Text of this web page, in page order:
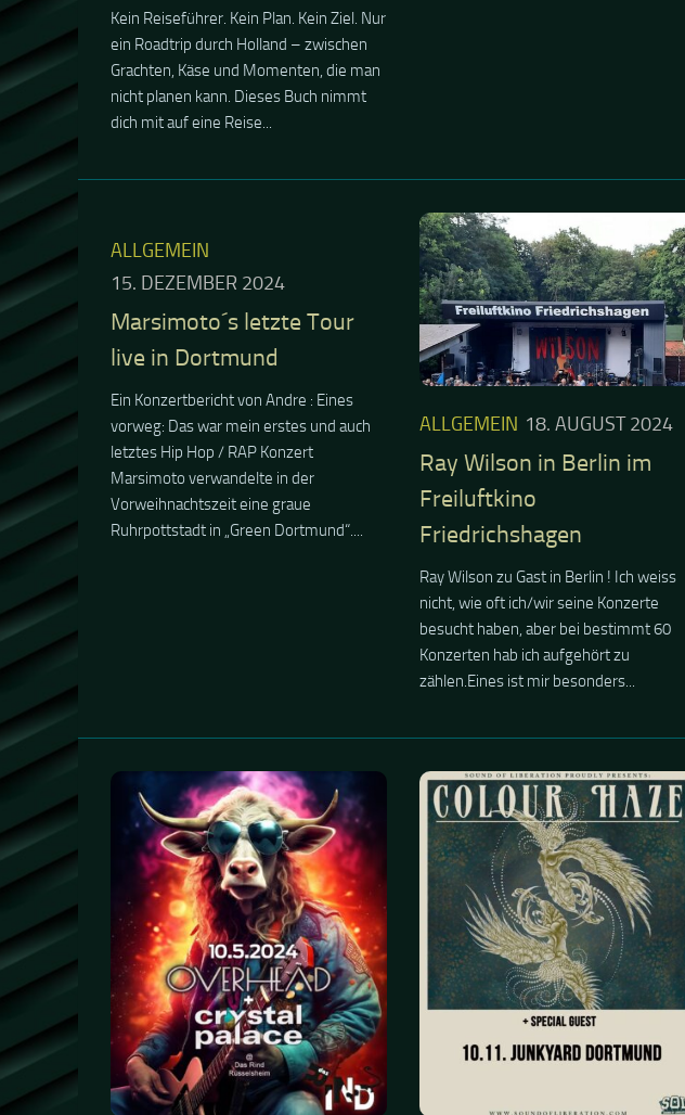
letztes Hip Hop / RAP Konzert
Marsimoto verwandelte in der
Vorweihnachtszeit eine graue
Ruhrpottstadt in „Green Dortmund“....
Konzerten hab ich aufgehört zu
zählen.Eines ist mir besonders...
Palace-Double Headliner
im Rind
Endlich ist es wieder soweit…… Nach
einer längeren Pause wegen der
Umbesetzung der Band, Umzug in ein
anderen Proberaum , wieder ein
Gastspiel im Prog-Tempel *Das
Rind…..also auf nach Rüsselsheim...
13. NOVEMBER 2023
Colour Haze in JunkYard…
ein Konzertbericht von
Andrè
Deutscher Psychedelic & Stoner Rock in
Dortmund >> Freitag, den 10.11.2023
war das Ziel die Dortmunder Nordstadt,
wo damals noch die leichten Mädchen
am Straßenrand standen und die
Sittenlosigkeiten...